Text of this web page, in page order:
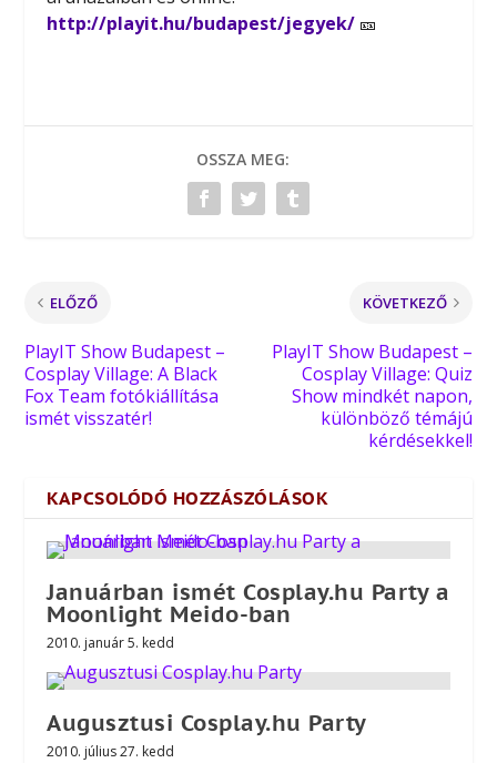
http://playit.hu/budapest/jegyek/ 🎫
OSSZA MEG:
ELŐZŐ
PlayIT Show Budapest –
Cosplay Village: A Black
Fox Team fotókiállítása
ismét visszatér!
KÖVETKEZŐ
PlayIT Show Budapest –
Cosplay Village: Quiz
Show mindkét napon,
különböző témájú
kérdésekkel!
KAPCSOLÓDÓ HOZZÁSZÓLÁSOK
Januárban ismét Cosplay.hu Party a
Moonlight Meido-ban
2010. január 5. kedd
Augusztusi Cosplay.hu Party
2010. július 27. kedd